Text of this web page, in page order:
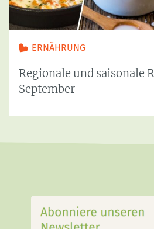
ERNÄHRUNG
Regionale und saisonale
September